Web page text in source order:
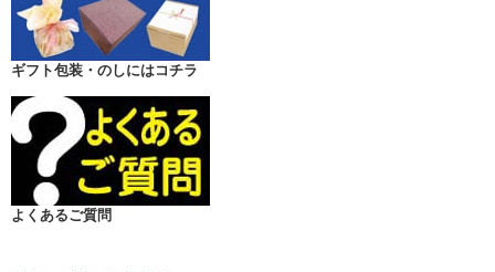
ギフト包装・のしにはコチラ
よくあるご質問